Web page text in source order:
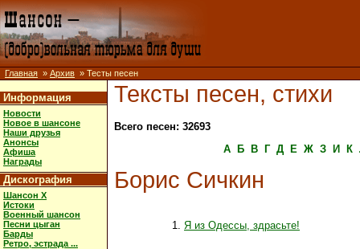
Главная » Архив » Тесты песен
Информация
Новости
Новое в шансоне
Наши друзья
Анонсы
Афиша
Награды
Дискография
Шансон X
Истоки
Военный шансон
Песни цыган
Барды
Ретро, эстрада ...
Тексты песен, стихи
Всего песен: 32693
А
Б В Г Д Е Ж З И К
Борис Сичкин
Я из Одессы, здрасьте!